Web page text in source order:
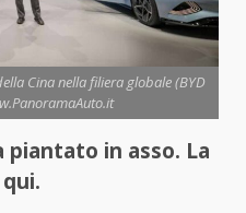
Cina nella filiera globale (BYD
piantato in asso. La